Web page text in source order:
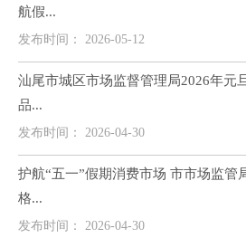
航假...
发布时间： 2026-05-12
汕尾市城区市场监督管理局2026年元
品...
发布时间： 2026-04-30
护航“五一”假期消费市场 市市场监管
格...
发布时间： 2026-04-30